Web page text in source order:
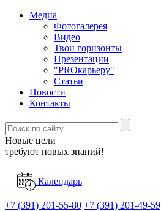
Медиа
Фотогалерея
Видео
Твои горизонты
Презентации
"PROкарьеру"
Статьи
Новости
Контакты
Новые цели
требуют новых знаний!
Календарь
+7 (391) 201-55-80 +7 (391) 201-49-59